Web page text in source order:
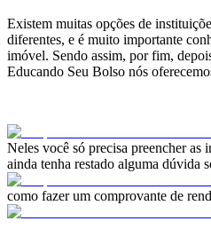
Existem muitas opções de
diferentes, e é muito importante
imóvel. Sendo assim, por fim,
Educando Seu Bolso nós
Neles você só precisa preencher as
ainda tenha restado alguma dúvida
como fazer um comprovante de